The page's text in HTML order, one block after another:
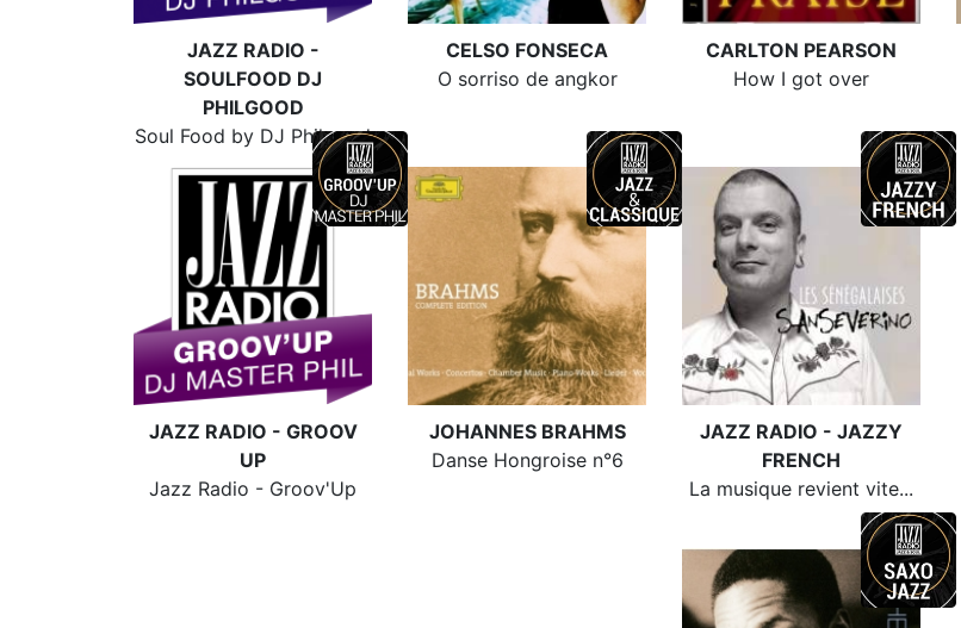
JAZZ RADIO -
SOULFOOD DJ
PHILGOOD
Soul Food by DJ Philgood
CELSO FONSECA
O sorriso de angkor
CARLTON PEARSON
How I got over
JAZZ RADIO - GROOV
UP
Jazz Radio - Groov'Up
JOHANNES BRAHMS
Danse Hongroise n°6
JAZZ RADIO - JAZZY
FRENCH
La musique revient vite...